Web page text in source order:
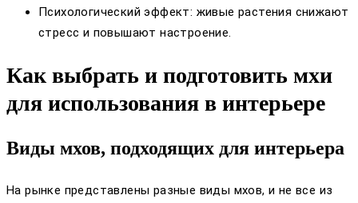
Психологический эффект: живые растения снижают
стресс и повышают настроение.
Как выбрать и подготовить мхи
для использования в интерьере
Виды мхов, подходящих для интерьера
На рынке представлены разные виды мхов, и не все из